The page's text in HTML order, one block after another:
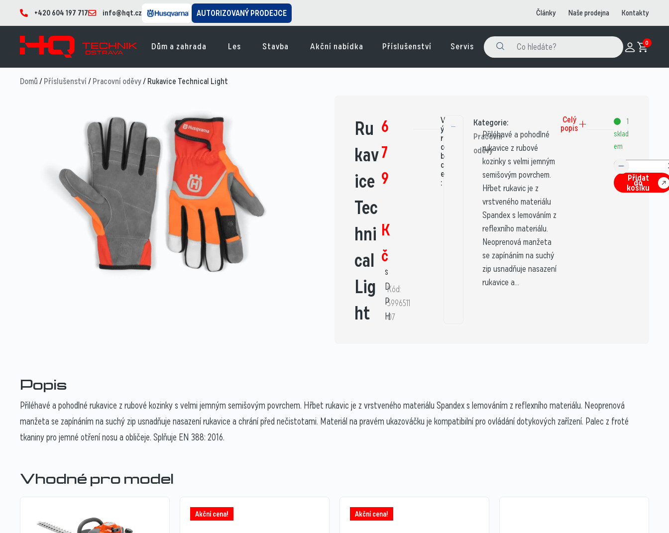
+420 604 197 717 info@hqt.cz AUTORIZOVANÝ PRODEJCE Články Naše prodejna Kontakty
Dům a zahrada Les Stavba Akční nabídka Příslušenství Servis 0
Domů/Příslušenství/Pracovní oděvy/ Rukavice Technical Light
Ru
kav
ice
Tec
hni
cal
Lig
ht
6
7
9
K
č
s
D
P
H
Kód:
5996511
07
V
ý
r
o
b
c
e
:
Kategorie:
Pracovní
oděvy
Přiléhavé a pohodlné
rukavice z rubové
kozinky s velmi jemným
semišovým povrchem.
Hřbet rukavic je z
vrstveného materiálu
Spandex s lemováním z
reflexního materiálu.
Neoprenová manžeta
se zapínáním na suchý
zip usnadňuje nasazení
rukavice a...
Celý
popis
1
sklad
em
Přidat
do
košíku
Popis
Přiléhavé a pohodlné rukavice z rubové kozinky s velmi jemným semišovým povrchem. Hřbet rukavic je z vrstveného materiálu Spandex s lemováním z reflexního materiálu. Neoprenová
manžeta se zapínáním na suchý zip usnadňuje nasazení rukavice a chrání před nečistotami. Materiál na pravém ukazováčku je kompatibilní pro ovládání dotykových zařízení. Palec z froté
tkaniny pro jemné otření nosu a obličeje. Splňuje EN 388: 2016.
Vhodné pro model
Akční cena! Akční cena!